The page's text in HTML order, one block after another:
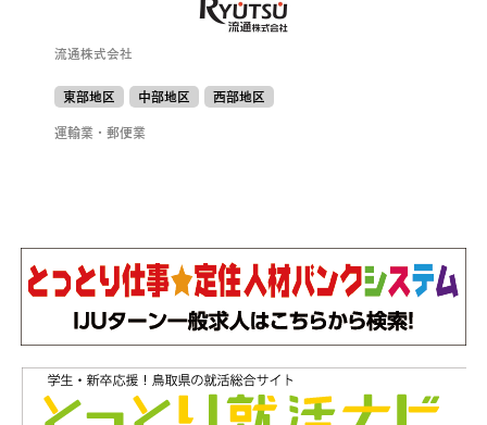
流通株式会社
東部地区 中部地区
西部地区
運輸業・郵便業